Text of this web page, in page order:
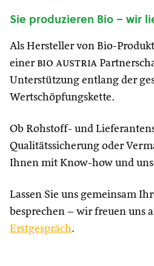
Sie produzieren Bio – wir
Als Hersteller von Bio-
einer bio austria
Unterstützung entlang der
Wertschöpfungskette.
Ob Rohstoff- und
Qualitätssicherung oder
Ihnen mit Know-how und
Lassen Sie uns gemeinsam
besprechen – wir freuen uns
Erstgespräch.